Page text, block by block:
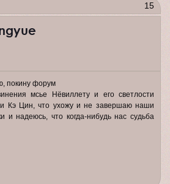
15
покину форум
мсье Нёвиллету и его светлости
и Кэ Цин, что ухожу и не завершаю наши
и надеюсь, что когда-нибудь нас судьба